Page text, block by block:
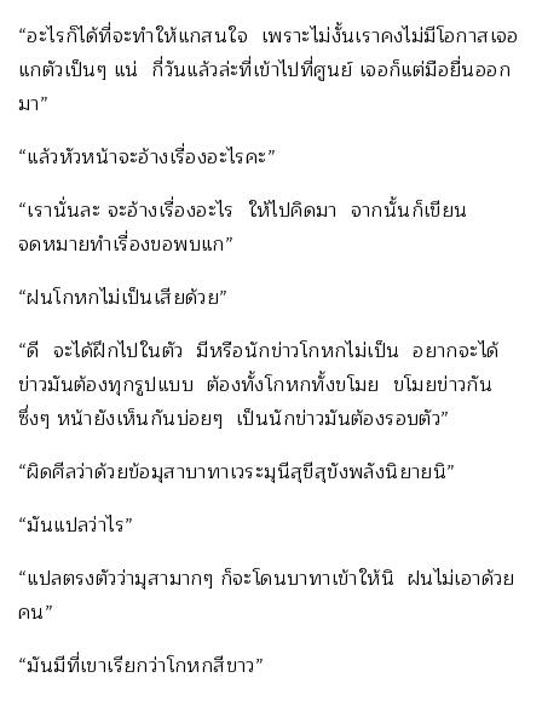
“อะไรก็ได้ที่จะทำให้แกสนใจ เพราะไม่งั้นเราคงไม่มีโอกาสเจอ
แกตัวเป็นๆ แน่ กี่วันแล้วล่ะที่เข้าไปที่ศูนย์ เจอก็แต่มือยื่นออก
มา”
“แล้วหัวหน้าจะอ้างเรื่องอะไรคะ”
“เรานั่นละ จะอ้างเรื่องอะไร ให้ไปคิดมา จากนั้นก็เขียน
จดหมายทำเรื่องขอพบแก”
“ฝนโกหกไม่เป็นเสียด้วย”
“ดี จะได้ฝึกไปในตัว มีหรือนักข่าวโกหกไม่เป็น อยากจะได้
ข่าวมันต้องทุกรูปแบบ ต้องทั้งโกหกทั้งขโมย ขโมยข่าวกัน
ซึ่งๆ หน้ายังเห็นกันบ่อยๆ เป็นนักข่าวมันต้องรอบตัว”
“ผิดศีลว่าด้วยข้อมุสาบาทาเวระมุนีสุขีสุขังพลังนิยายนิ”
“มันแปลว่าไร”
“แปลตรงตัวว่ามุสามากๆ ก็จะโดนบาทาเข้าให้นิ ฝนไม่เอาด้วย
คน”
“มันมีที่เขาเรียกว่าโกหกสีขาว”